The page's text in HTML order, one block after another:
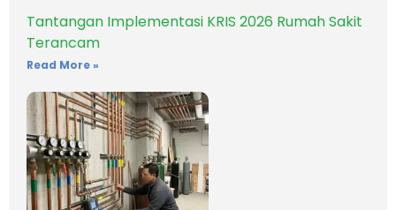
Tantangan Implementasi KRIS 2026 Rumah Sakit
Terancam
Read More »